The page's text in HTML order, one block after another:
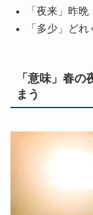
「夜来」昨晩
「多少」どれ
「意味」春
まう